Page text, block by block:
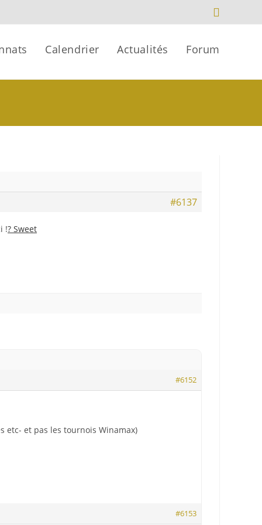
Calendrier Actualités Forum
#6137
!? Sweet
#6152
etc- et pas les tournois Winamax)
#6153